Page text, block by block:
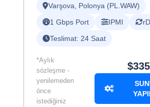
Varşova, Polonya (PL.WAW)
1 Gbps Port
IPMI
Teslimat: 24 Saat
*Aylık
sözleşme -
yenilemeden
önce
istediğiniz